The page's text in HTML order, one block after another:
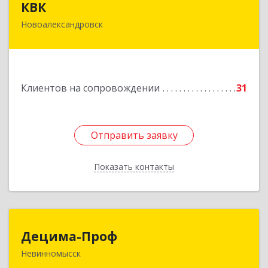
КВК
Новоалександровск
Клиентов на сопровождении 31
Отправить заявку
Показать контакты
Подробнее
Отправить заявку
Назад
Децима-Проф
Невинномысск
357100, Ставропольский край, Невинномысск г,